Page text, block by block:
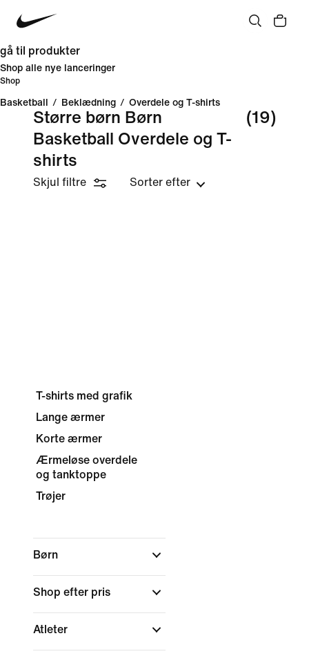
gå til produkter
Shop alle nye lanceringer
Shop
Basketball / Beklædning / Overdele og T-shirts
Større børn Børn
Basketball Overdele og T-
shirts
(19)
Skjul filtre Sorter efter
T-shirts med grafik
Lange ærmer
Korte ærmer
Ærmeløse overdele
og tanktoppe
Trøjer
Børn
Shop efter pris
Atleter